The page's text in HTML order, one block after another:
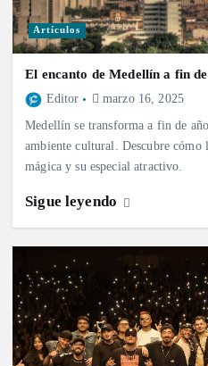
Artículos
El encanto de Medellín a fin
Editor marzo 16, 2025
Medellín se transforma a fin de
ambiente cultural. Descubre cómo
mágica y su especial atractivo.
Sigue leyendo